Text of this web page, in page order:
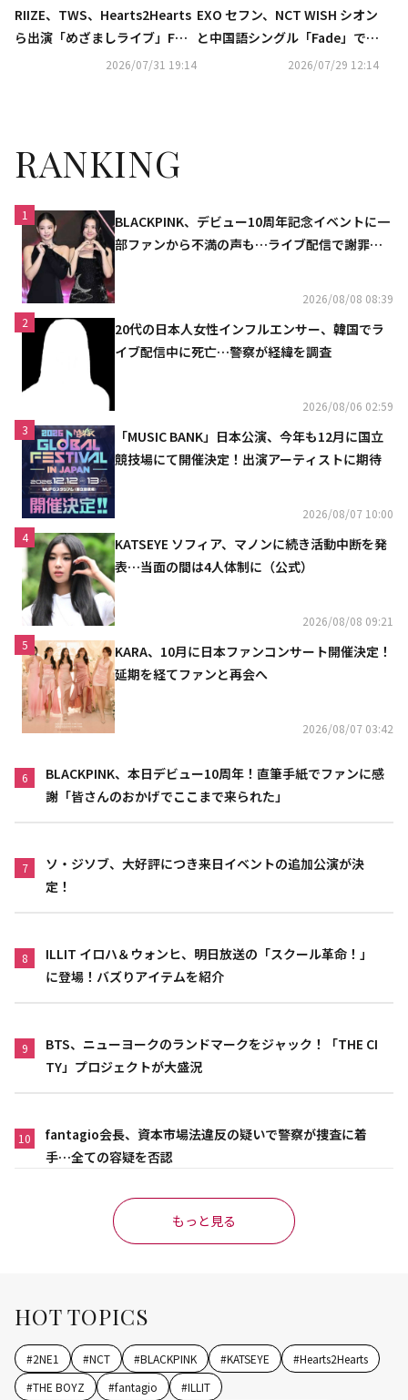
RIIZE、TWS、Hearts2Hearts
ら出演「めざましライブ」FOD
2026/07/31 19:14
EXO セフン、NCT WISH シオン
と中国語シングル「Fade」でコ
ラボ…本日リリース2026/07/29 12:14
RANKING
1
BLACKPINK、デビュー10周年記念イベントに一
部ファンから不満の声も…ライブ配信で謝罪
2026/08/08 08:39
2
20代の日本人女性インフルエンサー、韓国でラ
イブ配信中に死亡…警察が経緯を調査
2026/08/06 02:59
3
「MUSIC BANK」日本公演、今年も12月に国立
競技場にて開催決定！出演アーティストに期待
2026/08/07 10:00
4
KATSEYE ソフィア、マノンに続き活動中断を発
表…当面の間は4人体制に（公式）
2026/08/08 09:21
5
KARA、10月に日本ファンコンサート開催決定！
延期を経てファンと再会へ
2026/08/07 03:42
6
BLACKPINK、本日デビュー10周年！直筆手紙でファンに感
謝「皆さんのおかげでここまで来られた」
7
ソ・ジソブ、大好評につき来日イベントの追加公演が決
定！
8
ILLIT イロハ＆ウォンヒ、明日放送の「スクール革命！」
に登場！バズりアイテムを紹介
9
BTS、ニューヨークのランドマークをジャック！「THE CI
TY」プロジェクトが大盛況
10
fantagio会長、資本市場法違反の疑いで警察が捜査に着
手…全ての容疑を否認
もっと見る
HOT TOPICS
#2NE1 #NCT #BLACKPINK #KATSEYE #Hearts2Hearts
#THE BOYZ #fantagio #ILLIT